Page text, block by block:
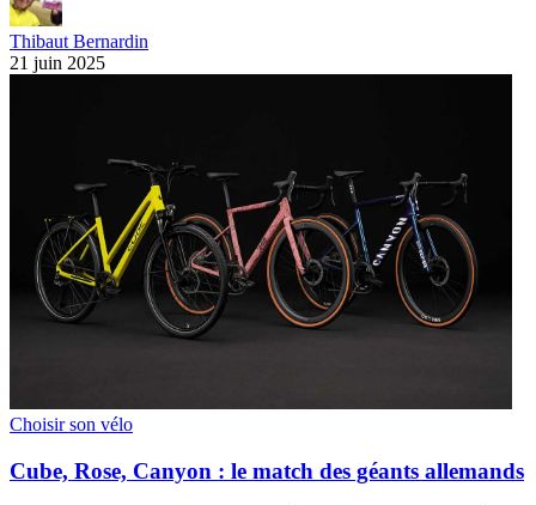
Thibaut Bernardin
21 juin 2025
Choisir son vélo
Cube, Rose, Canyon : le match des géants allemands